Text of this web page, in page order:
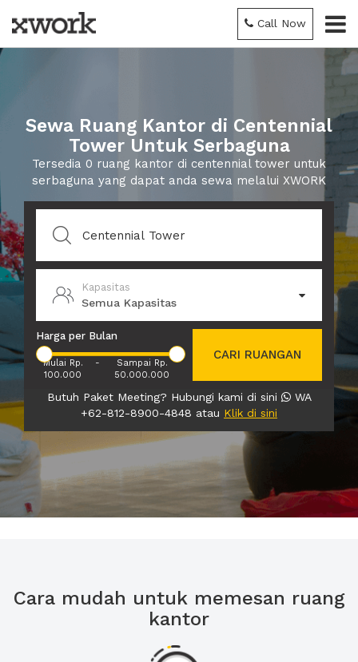
Call Now
Sewa Ruang Kantor di Centennial
Tower Untuk Serbaguna
Tersedia 0 ruang kantor di centennial tower untuk
serbaguna yang dapat anda sewa melalui XWORK
Kapasitas
Semua Kapasitas
Harga per Bulan
Mulai Rp.
100.000
-
Sampai Rp.
50.000.000
CARI RUANGAN
Butuh Paket Meeting? Hubungi kami di sini
WA
+62-812-8900-4848 atau Klik di sini
Cara mudah untuk memesan ruang
kantor